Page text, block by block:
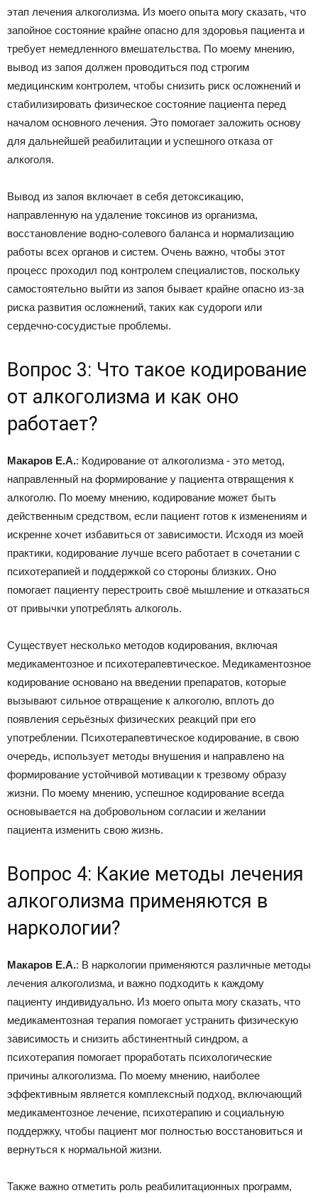
этап лечения алкоголизма. Из моего опыта могу сказать, что
запойное состояние крайне опасно для здоровья пациента и
требует немедленного вмешательства. По моему мнению,
вывод из запоя должен проводиться под строгим
медицинским контролем, чтобы снизить риск осложнений и
стабилизировать физическое состояние пациента перед
началом основного лечения. Это помогает заложить основу
для дальнейшей реабилитации и успешного отказа от
алкоголя.
Вывод из запоя включает в себя детоксикацию,
направленную на удаление токсинов из организма,
восстановление водно-солевого баланса и нормализацию
работы всех органов и систем. Очень важно, чтобы этот
процесс проходил под контролем специалистов, поскольку
самостоятельно выйти из запоя бывает крайне опасно из-за
риска развития осложнений, таких как судороги или
сердечно-сосудистые проблемы.
Вопрос 3: Что такое кодирование
от алкоголизма и как оно
работает?
Макаров Е.А.: Кодирование от алкоголизма - это метод,
направленный на формирование у пациента отвращения к
алкоголю. По моему мнению, кодирование может быть
действенным средством, если пациент готов к изменениям и
искренне хочет избавиться от зависимости. Исходя из моей
практики, кодирование лучше всего работает в сочетании с
психотерапией и поддержкой со стороны близких. Оно
помогает пациенту перестроить своё мышление и отказаться
от привычки употреблять алкоголь.
Существует несколько методов кодирования, включая
медикаментозное и психотерапевтическое. Медикаментозное
кодирование основано на введении препаратов, которые
вызывают сильное отвращение к алкоголю, вплоть до
появления серьёзных физических реакций при его
употреблении. Психотерапевтическое кодирование, в свою
очередь, использует методы внушения и направлено на
формирование устойчивой мотивации к трезвому образу
жизни. По моему мнению, успешное кодирование всегда
основывается на добровольном согласии и желании
пациента изменить свою жизнь.
Вопрос 4: Какие методы лечения
алкоголизма применяются в
наркологии?
Макаров Е.А.: В наркологии применяются различные методы
лечения алкоголизма, и важно подходить к каждому
пациенту индивидуально. Из моего опыта могу сказать, что
медикаментозная терапия помогает устранить физическую
зависимость и снизить абстинентный синдром, а
психотерапия помогает проработать психологические
причины алкоголизма. По моему мнению, наиболее
эффективным является комплексный подход, включающий
медикаментозное лечение, психотерапию и социальную
поддержку, чтобы пациент мог полностью восстановиться и
вернуться к нормальной жизни.
Также важно отметить роль реабилитационных программ,